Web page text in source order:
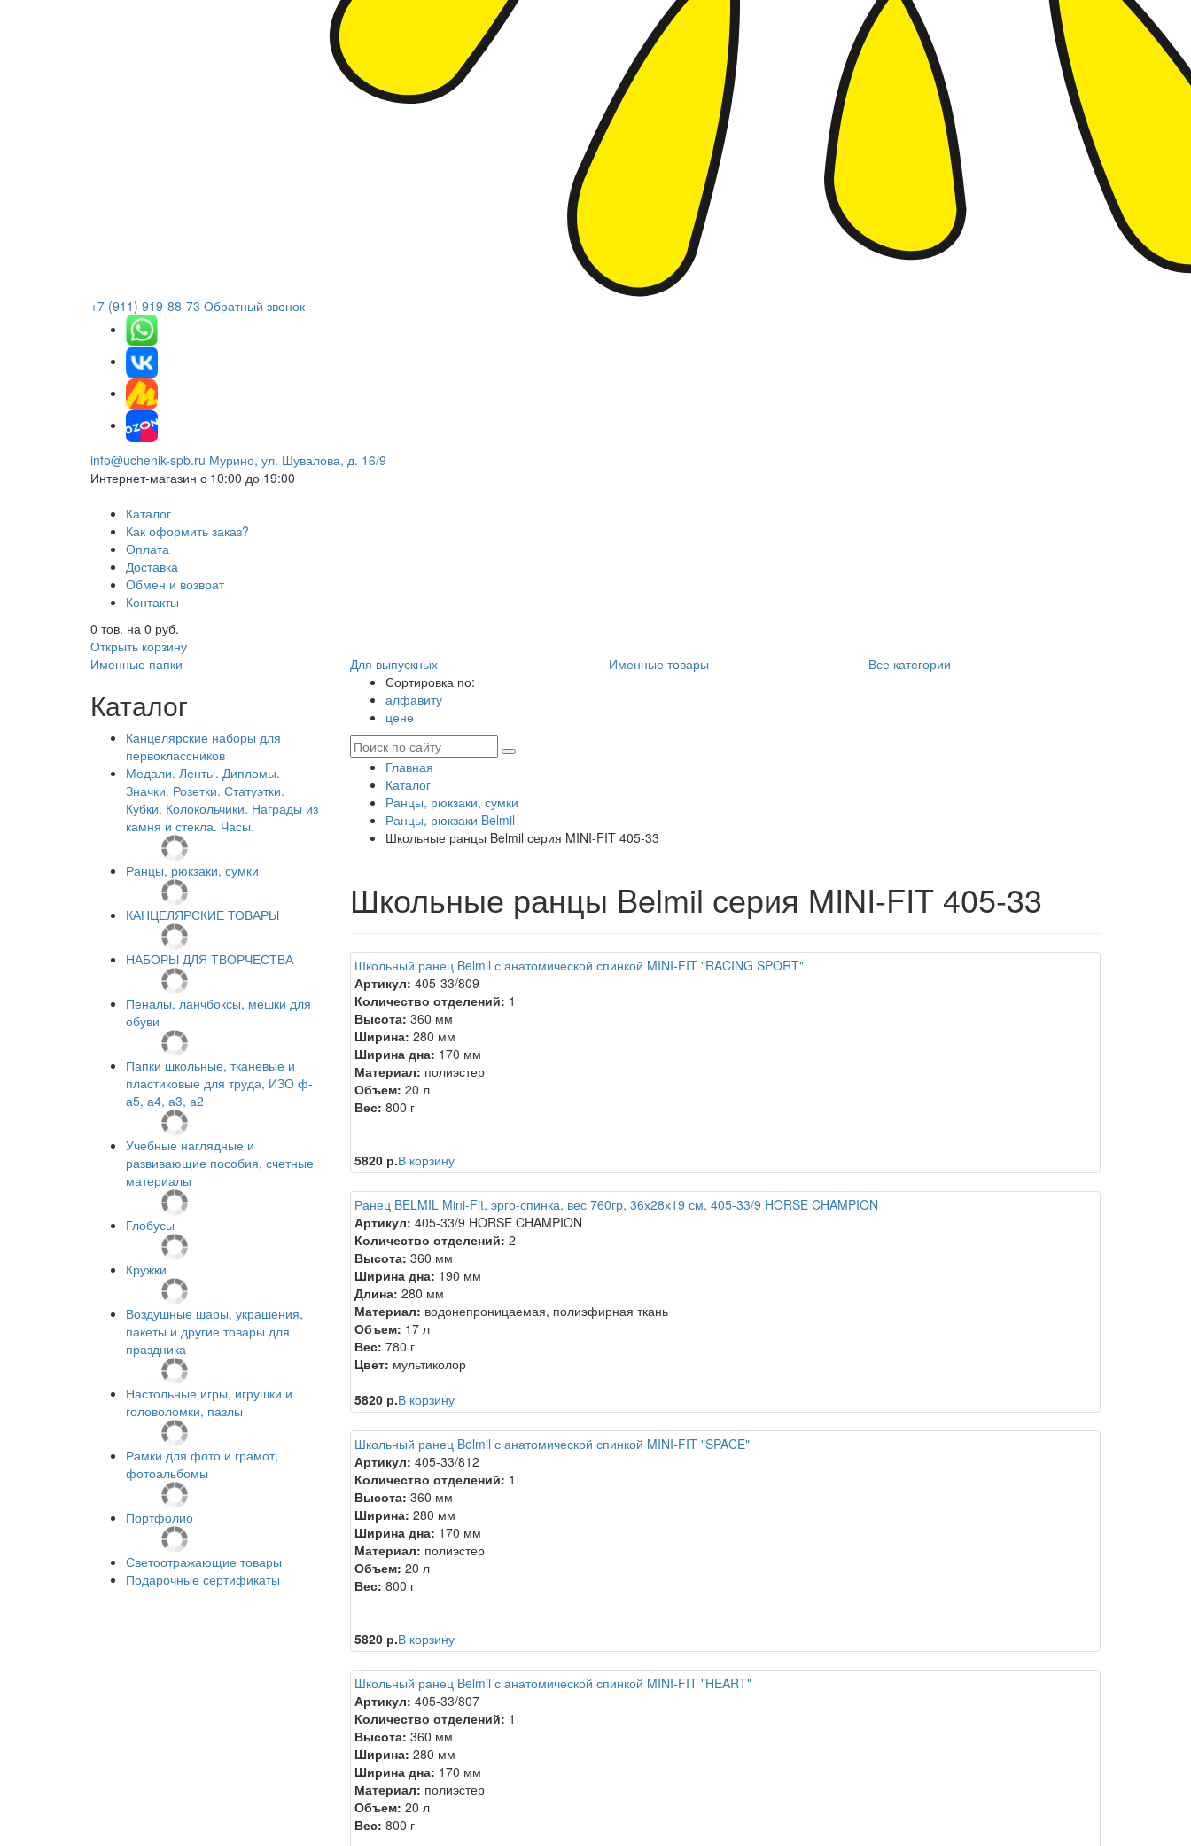
+7 (911) 919-88-73 Обратный звонок
info@uchenik-spb.ru Мурино, ул. Шувалова, д. 16/9
Интернет-магазин с 10:00 до 19:00
Каталог
Как оформить заказ?
Оплата
Доставка
Обмен и возврат
Контакты
0 тов. на 0 руб.
Открыть корзину
Именные папки
Для выпускных Именные товары Все категории
Каталог
Канцелярские наборы для
первоклассников
Медали. Ленты. Дипломы.
Значки. Розетки. Статуэтки.
Кубки. Колокольчики. Награды из
камня и стекла. Часы.
Ранцы, рюкзаки, сумки
КАНЦЕЛЯРСКИЕ ТОВАРЫ
НАБОРЫ ДЛЯ ТВОРЧЕСТВА
Пеналы, ланчбоксы, мешки для
обуви
Папки школьные, тканевые и
пластиковые для труда, ИЗО ф-
а5, а4, а3, а2
Учебные наглядные и
развивающие пособия, счетные
материалы
Глобусы
Кружки
Воздушные шары, украшения,
пакеты и другие товары для
праздника
Настольные игры, игрушки и
головоломки, пазлы
Рамки для фото и грамот,
фотоальбомы
Портфолио
Светоотражающие товары
Подарочные сертификаты
Сортировка по:
алфавиту
цене
Главная
Каталог
Ранцы, рюкзаки, сумки
Ранцы, рюкзаки Belmil
Школьные ранцы Belmil серия MINI-FIT 405-33
Школьные ранцы Belmil серия MINI-FIT 405-33
Школьный ранец Belmil с анатомической спинкой MINI-FIT "RACING SPORT"
Артикул: 405-33/809
Количество отделений: 1
Высота: 360 мм
Ширина: 280 мм
Ширина дна: 170 мм
Материал: полиэстер
Объем: 20 л
Вес: 800 г
5820 р.В корзину
Ранец BELMIL Mini-Fit, эрго-спинка, вес 760гр, 36х28х19 см, 405-33/9 HORSE CHAMPION
Артикул: 405-33/9 HORSE CHAMPION
Количество отделений: 2
Высота: 360 мм
Ширина дна: 190 мм
Длина: 280 мм
Материал: водонепроницаемая, полиэфирная ткань
Объем: 17 л
Вес: 780 г
Цвет: мультиколор
5820 р.В корзину
Школьный ранец Belmil с анатомической спинкой MINI-FIT "SPACE"
Артикул: 405-33/812
Количество отделений: 1
Высота: 360 мм
Ширина: 280 мм
Ширина дна: 170 мм
Материал: полиэстер
Объем: 20 л
Вес: 800 г
5820 р.В корзину
Школьный ранец Belmil с анатомической спинкой MINI-FIT "HEART"
Артикул: 405-33/807
Количество отделений: 1
Высота: 360 мм
Ширина: 280 мм
Ширина дна: 170 мм
Материал: полиэстер
Объем: 20 л
Вес: 800 г